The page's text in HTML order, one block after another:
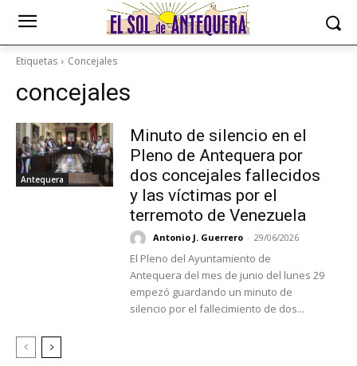
Etiquetas Concejales
concejales
Antequera
Minuto de silencio en el
Pleno de Antequera por
dos concejales fallecidos
y las víctimas por el
terremoto de Venezuela
Antonio J. Guerrero - 29/06/2026
El Pleno del Ayuntamiento de
Antequera del mes de junio del lunes 29
empezó guardando un minuto de
silencio por el fallecimiento de dos...